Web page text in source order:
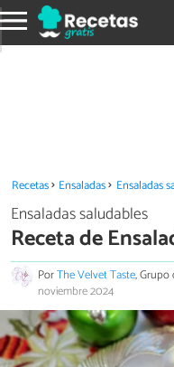
Recetas Ensaladas Ensaladas
Ensaladas saludables
Receta de
PorThe Velvet Taste, Grupo
noviembre 2024